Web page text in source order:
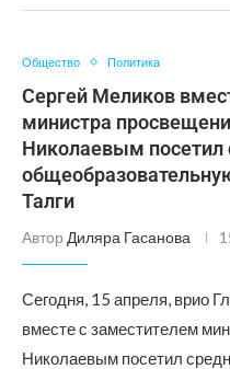
Общество Политика
Сергей Меликов
министра
Николаевым
Талги
Автор Диляра Гасанова
Сегодня, 15 апреля, врио
вместе с заместителем
Николаевым посетил